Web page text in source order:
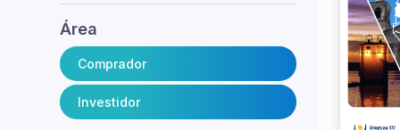
Área
Comprador
Investidor